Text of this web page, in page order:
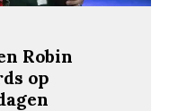
Robin
op